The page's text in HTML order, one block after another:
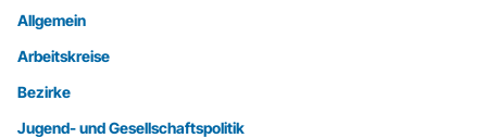
Allgemein
Arbeitskreise
Bezirke
Jugend- und Gesellschaftspolitik